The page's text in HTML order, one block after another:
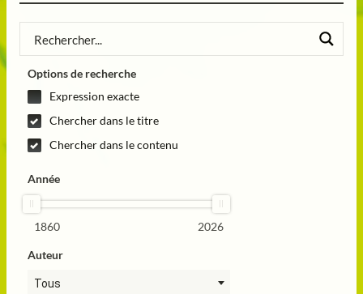
Options de recherche
Expression exacte
Chercher dans le titre
Chercher dans le contenu
Année
1860 2026
Auteur
Tous